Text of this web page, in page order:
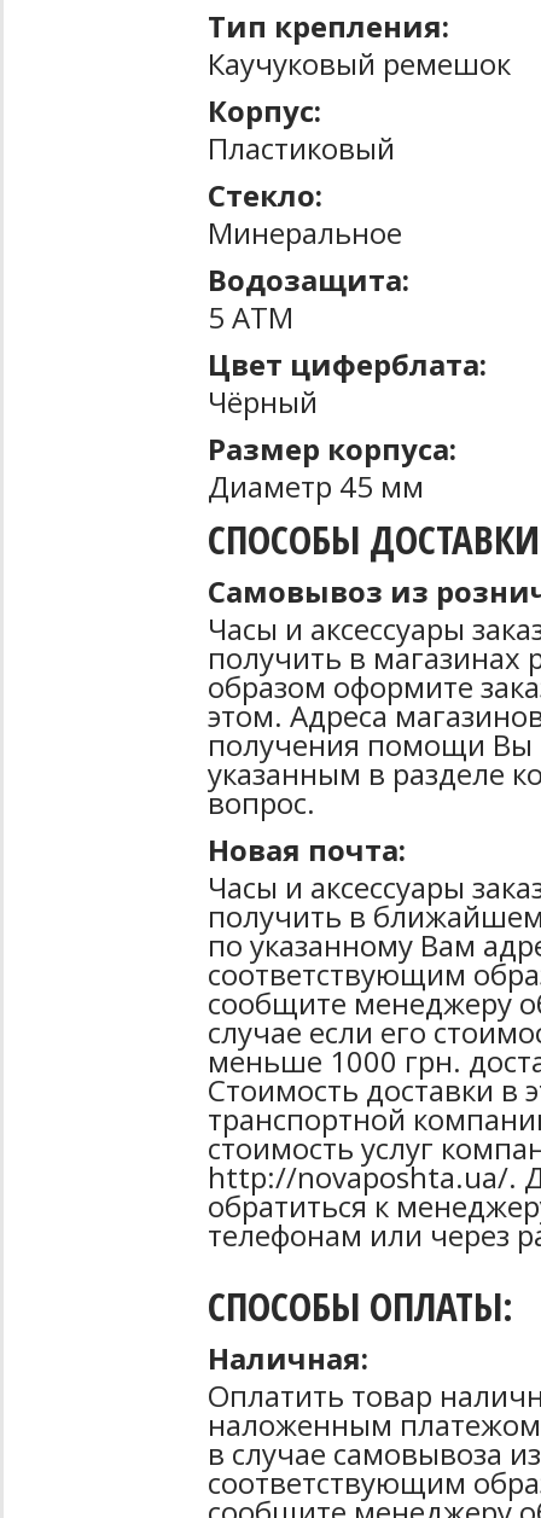
Тип крепления:
Каучуковый ремешок
Корпус:
Пластиковый
Стекло:
Минеральное
Водозащита:
5 ATM
Цвет циферблата:
Чёрный
Размер корпуса:
Диаметр 45 мм
СПОСОБЫ
Самовывоз из
Часы и аксессуары
получить в магазинах
образом оформите
этом. Адреса
получения помощи Вы
указанным в разделе
вопрос.
Новая почта:
Часы и аксессуары
получить в
по указанному Вам
соответствующим
сообщите менеджеру
случае если его
меньше 1000 грн.
Стоимость доставки в
транспортной
стоимость услуг
http://novaposhta.ua/.
обратиться к
телефонам или через
СПОСОБЫ ОПЛАТЫ:
Наличная:
Оплатить товар
наложенным
в случае самовывоза
соответствующим